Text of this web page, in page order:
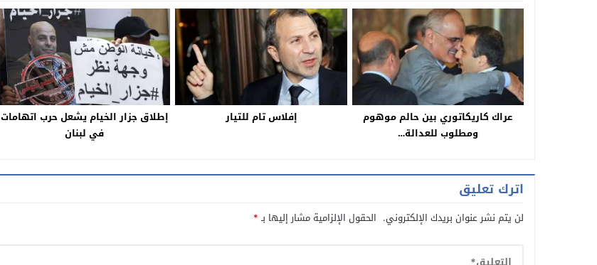
عراك كاريكاتوري بين حالم موهوم
ومطلوب للعدالة…
إفلاس تام للتيار
إطلاق جزار الخيام يشعل حرب اتهامات
في لبنان
اترك تعليق
لن يتم نشر عنوان بريدك الإلكتروني. الحقول الإلزامية مشار إليها بـ*